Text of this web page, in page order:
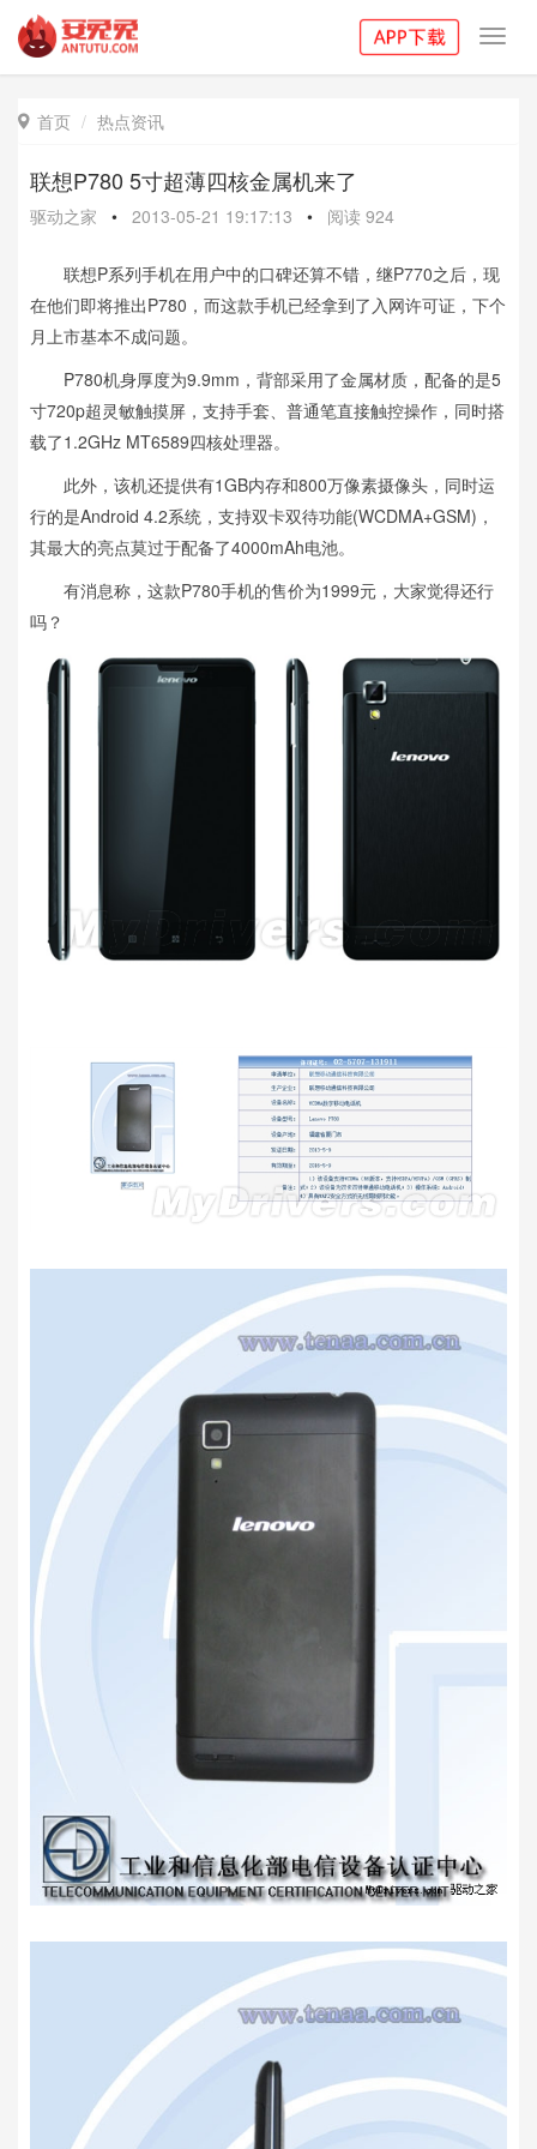
 首页 热点资讯
联想P780 5寸超薄四核金属机来了
驱动之家 • 2013-05-21 19:17:13 • 阅读 924
联想P系列手机在用户中的口碑还算不错，继P770之后，现
在他们即将推出P780，而这款手机已经拿到了入网许可证，下个
月上市基本不成问题。
P780机身厚度为9.9mm，背部采用了金属材质，配备的是5
寸720p超灵敏触摸屏，支持手套、普通笔直接触控操作，同时搭
载了1.2GHz MT6589四核处理器。
此外，该机还提供有1GB内存和800万像素摄像头，同时运
行的是Android 4.2系统，支持双卡双待功能(WCDMA+GSM)，
其最大的亮点莫过于配备了4000mAh电池。
有消息称，这款P780手机的售价为1999元，大家觉得还行
吗？